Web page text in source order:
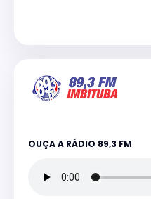
OUÇA A RÁDIO 89,3 FM